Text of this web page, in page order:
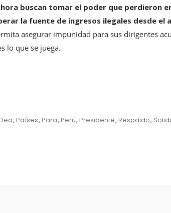
buscan tomar el poder que perdieron
la fuente de ingresos ilegales desde el
asegurar impunidad para sus dirigentes
lo que se juega.
, PaÍses, Para, Perú, Presidente, Respaldo,